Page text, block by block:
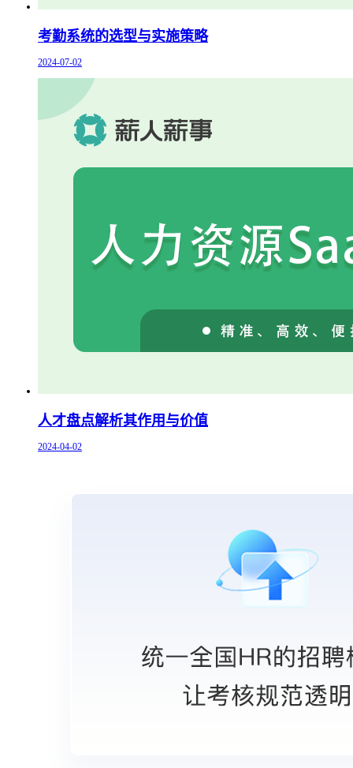
考勤系统的选型与实施策略
2024-07-02
人才盘点解析其作用与价值
2024-04-02